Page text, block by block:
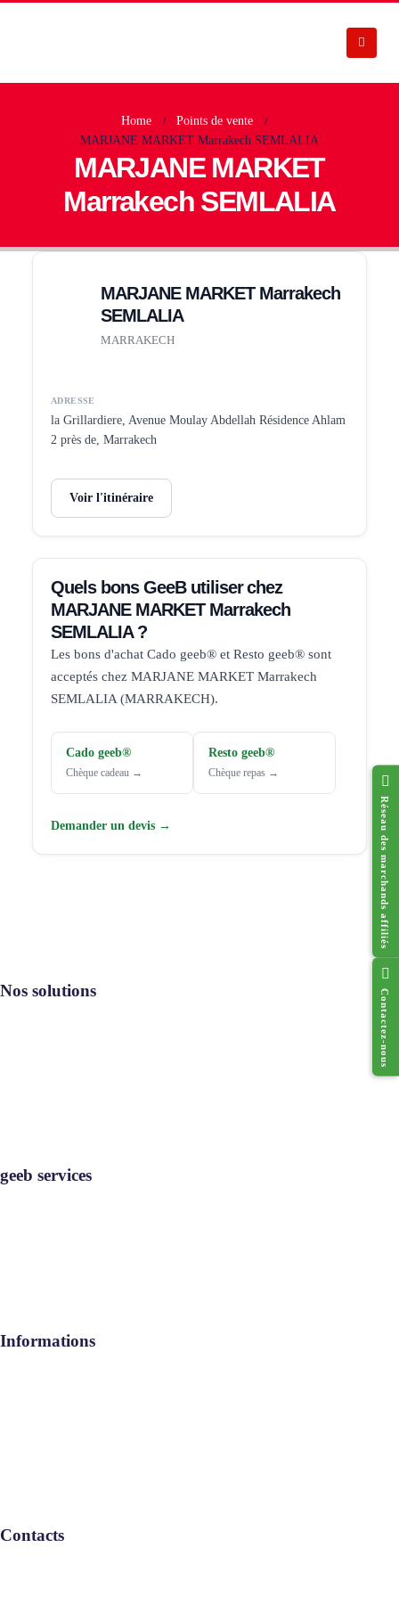
Réseau des marchands affiliés
Contactez-nous
Home
Points de vente
MARJANE MARKET Marrakech SEMLALIA
MARJANE MARKET
Marrakech SEMLALIA
MARJANE MARKET Marrakech
SEMLALIA
MARRAKECH
ADRESSE
la Grillardiere, Avenue Moulay Abdellah Résidence Ahlam
2 près de, Marrakech
Voir l'itinéraire
Quels bons GeeB utiliser chez
MARJANE MARKET Marrakech
SEMLALIA ?
Les bons d'achat Cado geeb® et Resto geeb® sont
acceptés chez MARJANE MARKET Marrakech
SEMLALIA (MARRAKECH).
Cado geeb®
Chèque cadeau →
Resto geeb®
Chèque repas →
Demander un devis →
Nos solutions
geeb services
Informations
Contacts